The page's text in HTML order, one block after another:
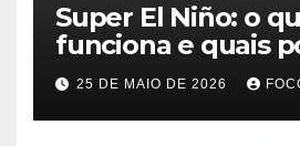
Super El Niño: o
funciona e quais
os impactos desse
climático extremo
no mundo
25 DE MAIO DE 2026